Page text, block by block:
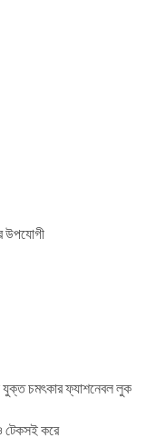
উপযোগী
যুক্ত চমৎকার ফ্যাশনেবল লুক
টেকসই করে